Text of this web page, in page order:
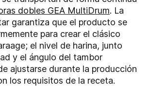
dobles GEA MultiDrum. La
garantiza que el producto se
para crear el clásico
el nivel de harina, junto
y el ángulo del tambor
ajustarse durante la producción
los requisitos de la receta.